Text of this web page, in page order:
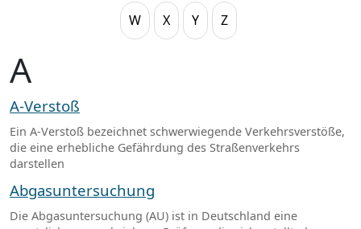
W X Y Z
A
A-Verstoß
Ein A-Verstoß bezeichnet schwerwiegende Verkehrsverstöße,
die eine erhebliche Gefährdung des Straßenverkehrs
darstellen
Abgasuntersuchung
Die Abgasuntersuchung (AU) ist in Deutschland eine